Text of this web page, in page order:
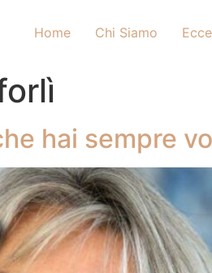
Home Chi Siamo
hai sempre